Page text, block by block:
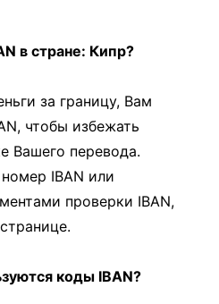
в стране: Кипр?
за границу, Вам
чтобы избежать
Вашего перевода.
IBAN или
проверки IBAN,
коды IBAN?